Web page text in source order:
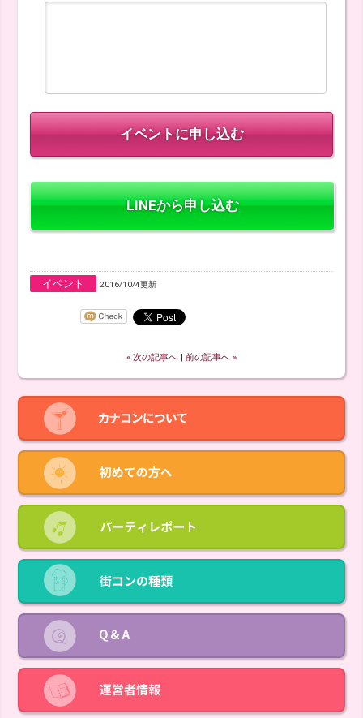
LINEから申し込む
イベント 2016/10/4更新
« 次の記事へ ‖ 前の記事へ »